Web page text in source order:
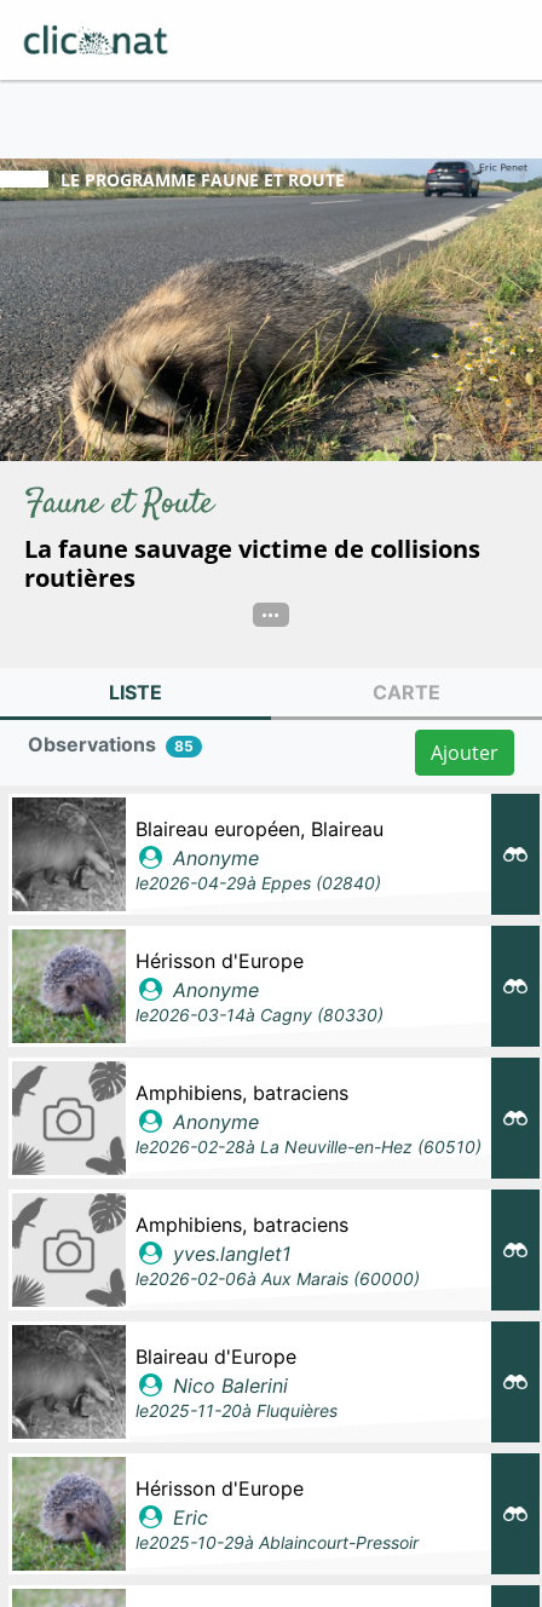
LE PROGRAMMEFAUNE ET ROUTE
Faune et Route
La faune sauvage victime de collisions
routières
...
LISTE CARTE
Observations 85 Ajouter
Blaireau européen, Blaireau
Anonyme
le2026-04-29à Eppes (02840)
Hérisson d'Europe
Anonyme
le2026-03-14à Cagny (80330)
Amphibiens, batraciens
Anonyme
le2026-02-28à La Neuville-en-Hez (60510)
Amphibiens, batraciens
yves.langlet1
le2026-02-06à Aux Marais (60000)
Blaireau d'Europe
Nico Balerini
le2025-11-20à Fluquières
Hérisson d'Europe
Eric
le2025-10-29à Ablaincourt-Pressoir